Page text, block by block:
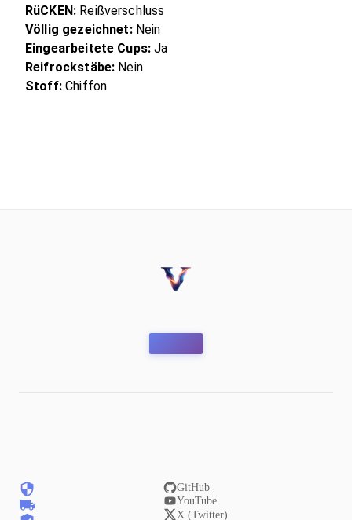
RüCKEN: Reißverschluss
Völlig gezeichnet:Nein
Eingearbeitete Cups: Ja
Reifrockstäbe: Nein
Stoff:Chiffon
GitHub
YouTube
X (Twitter)